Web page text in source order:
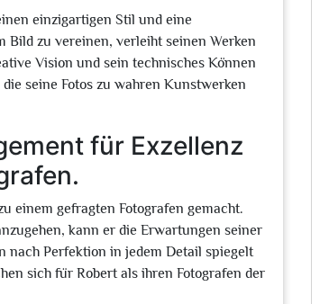
einzigartigen Stil und eine
Bild zu vereinen, verleiht seinen Werken
Vision und sein technisches Können
seine Fotos zu wahren Kunstwerken
für Exzellenz
einem gefragten Fotografen gemacht.
kann er die Erwartungen seiner
nach Perfektion in jedem Detail spiegelt
sich für Robert als ihren Fotografen der